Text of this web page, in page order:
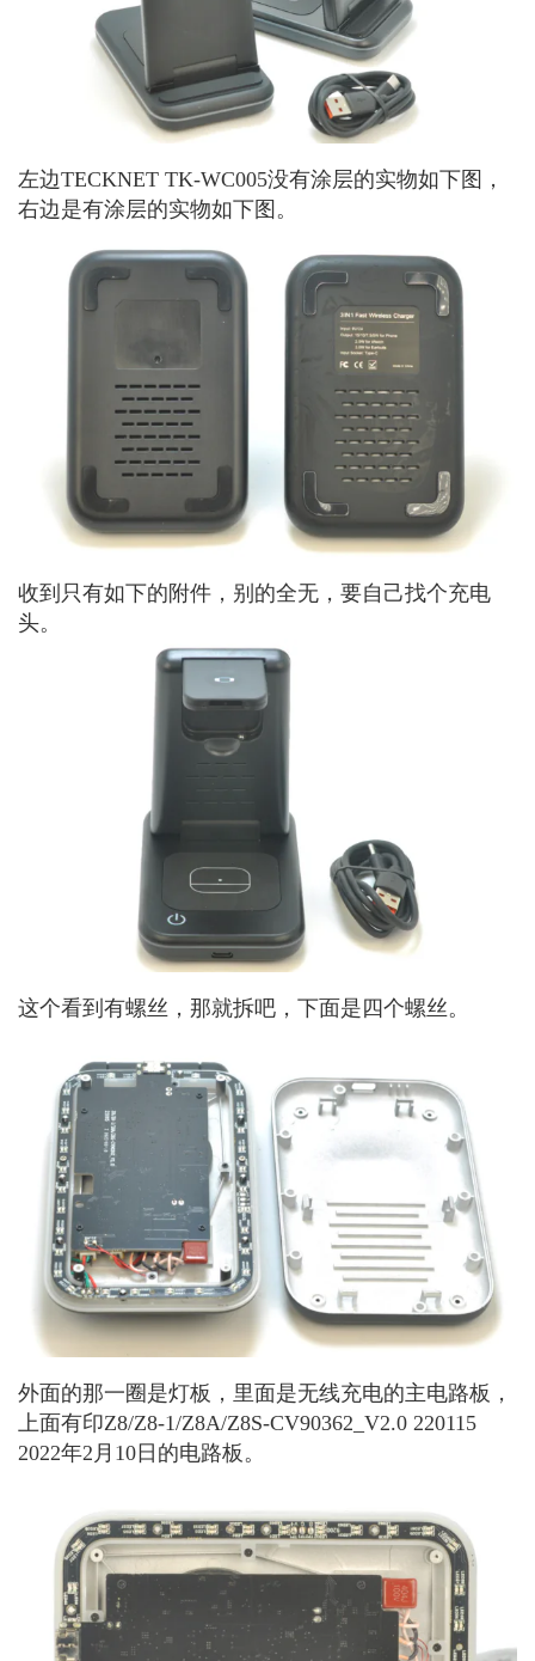
左边TECKNET TK-WC005没有涂层的实物如下图，
右边是有涂层的实物如下图。
收到只有如下的附件，别的全无，要自己找个充电
头。
这个看到有螺丝，那就拆吧，下面是四个螺丝。
外面的那一圈是灯板，里面是无线充电的主电路板，
上面有印Z8/Z8-1/Z8A/Z8S-CV90362_V2.0 220115
2022年2月10日的电路板。